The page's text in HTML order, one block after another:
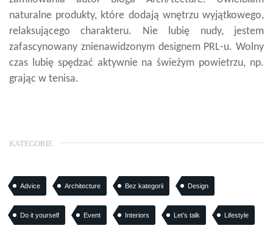
naturalne produkty, które dodają wnętrzu wyjątkowego,
relaksującego charakteru. Nie lubię nudy, jestem
zafascynowany znienawidzonym designem PRL-u. Wolny
czas lubię spędzać aktywnie na świeżym powietrzu, np.
grając w tenisa.
KATEGORIE
Advice Architecture Bez kategorii Design
Do it yourself Event Interiors Let’s talk Lifestyle